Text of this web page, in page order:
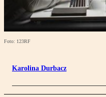
Foto: 123RF
Karolina Durbacz